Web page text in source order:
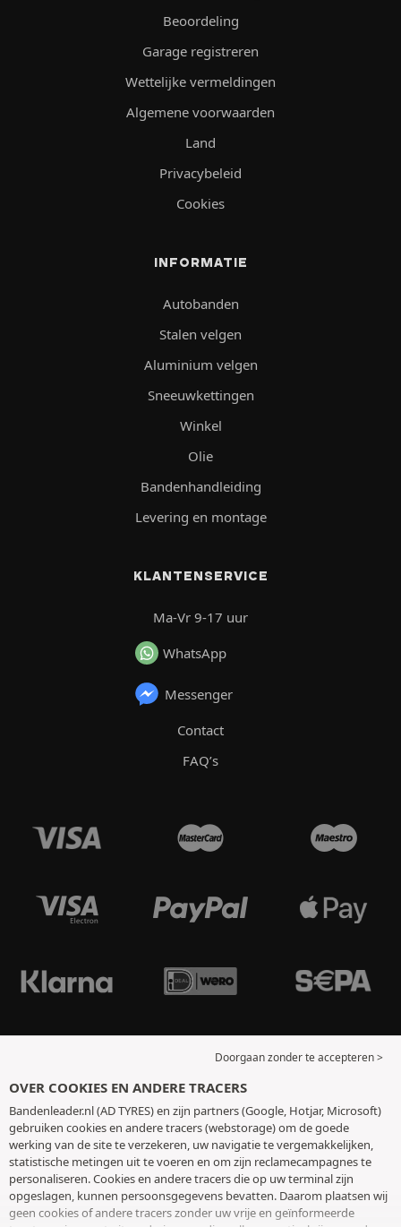
Beoordeling
Garage registreren
Wettelijke vermeldingen
Algemene voorwaarden
Land
Privacybeleid
Cookies
INFORMATIE
Autobanden
Stalen velgen
Aluminium velgen
Sneeuwkettingen
Winkel
Olie
Bandenhandleiding
Levering en montage
KLANTENSERVICE
Ma-Vr 9-17 uur
WhatsApp
Messenger
Contact
FAQ’s
Doorgaan zonder te accepteren >
OVER COOKIES EN ANDERE TRACERS
Bandenleader.nl (AD TYRES) en zijn partners (Google, Hotjar, Microsoft)
gebruiken cookies en andere tracers (webstorage) om de goede
werking van de site te verzekeren, uw navigatie te vergemakkelijken,
statistische metingen uit te voeren en om zijn reclamecampagnes te
personaliseren. Cookies en andere tracers die op uw terminal zijn
opgeslagen, kunnen persoonsgegevens bevatten. Daarom plaatsen wij
geen cookies of andere tracers zonder uw vrije en geïnformeerde